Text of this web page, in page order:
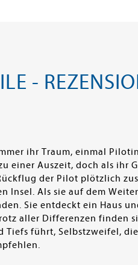
-
ihr Traum, einmal
einer Auszeit, doch als ihr
der Pilot plötzlich
Als sie auf dem
Sie entdeckt ein Haus
aller Differenzen finden
führt, Selbstzweifel,